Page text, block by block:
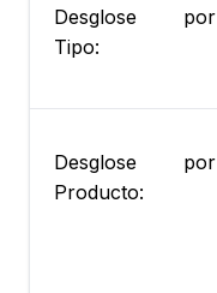
Desglose por
Tipo:
Desglose por
Producto: